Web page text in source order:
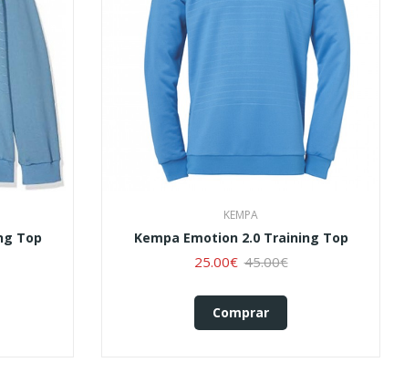
Top
KEMPA
Kempa Emotion 2.0 Training Top
25.00€ 45.00€
Comprar